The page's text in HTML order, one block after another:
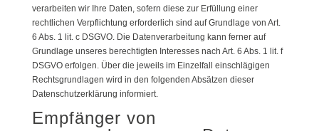
verarbeiten wir Ihre Daten, sofern diese zur Erfüllung einer
rechtlichen Verpflichtung erforderlich sind auf Grundlage von Art.
6 Abs. 1 lit. c DSGVO. Die Datenverarbeitung kann ferner auf
Grundlage unseres berechtigten Interesses nach Art. 6 Abs. 1 lit. f
DSGVO erfolgen. Über die jeweils im Einzelfall einschlägigen
Rechtsgrundlagen wird in den folgenden Absätzen dieser
Datenschutzerklärung informiert.
Empfänger von